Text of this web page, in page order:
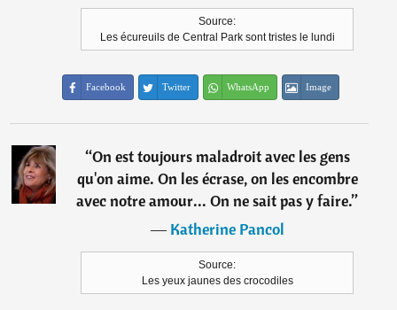
Source:
Les écureuils de Central Park sont tristes le lundi
Facebook Twitter WhatsApp Image
“On est toujours maladroit avec les gens
qu'on aime. On les écrase, on les encombre
avec notre amour... On ne sait pas y faire.”
―Katherine Pancol
Source:
Les yeux jaunes des crocodiles